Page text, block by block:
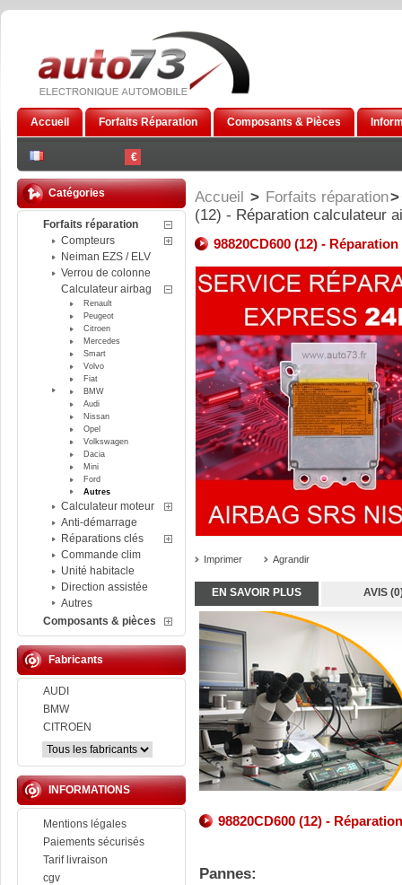
€
Accueil Forfaits Réparation Composants & Pièces
Catégories
Forfaits réparation
Compteurs
Neiman EZS / ELV
Verrou de colonne
Calculateur airbag
Renault
Peugeot
Citroen
Mercedes
Smart
Volvo
Fiat
BMW
Audi
Nissan
Opel
Volkswagen
Dacia
Mini
Ford
Autres
Calculateur moteur
Anti-démarrage
Réparations clés
Commande clim
Unité habitacle
Direction assistée
Autres
Composants & pièces
Fabricants
AUDI
BMW
CITROEN
INFORMATIONS
Mentions légales
Paiements sécurisés
Tarif livraison
cgv
Accueil > Forfaits réparation>
(12) - Réparation calculateur
98820CD600 (12) -
Imprimer Agrandir
EN SAVOIR PLUS AVIS
98820CD600 (12) -
Pannes: